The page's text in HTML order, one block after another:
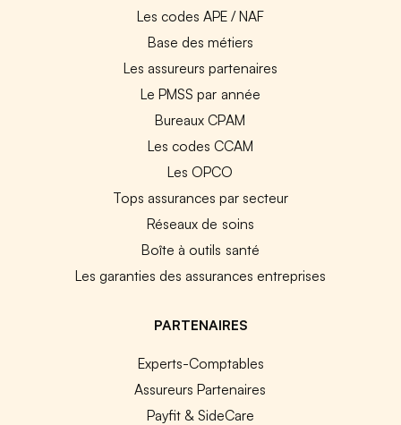
Les codes APE / NAF
Base des métiers
Les assureurs partenaires
Le PMSS par année
Bureaux CPAM
Les codes CCAM
Les OPCO
Tops assurances par secteur
Réseaux de soins
Boîte à outils santé
Les garanties des assurances entreprises
PARTENAIRES
Experts-Comptables
Assureurs Partenaires
Payfit & SideCare